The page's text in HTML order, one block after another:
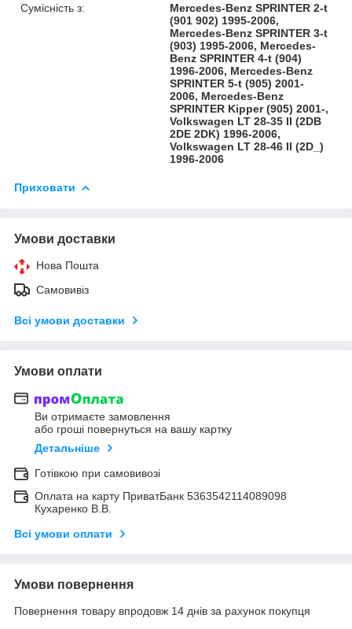
Сумісність з:
Mercedes-Benz SPRINTER 2-t
(901 902) 1995-2006,
Mercedes-Benz SPRINTER 3-t
(903) 1995-2006, Mercedes-
Benz SPRINTER 4-t (904)
1996-2006, Mercedes-Benz
SPRINTER 5-t (905) 2001-
2006, Mercedes-Benz
SPRINTER Kipper (905) 2001-,
Volkswagen LT 28-35 II (2DB
2DE 2DK) 1996-2006,
Volkswagen LT 28-46 II (2D_)
1996-2006
Приховати
Умови доставки
Нова Пошта
Самовивіз
Всі умови доставки
Умови оплати
Ви отримаєте замовлення
або гроші повернуться на вашу картку
Детальніше
Готівкою при самовивозі
Оплата на карту ПриватБанк 5363542114089098
Кухаренко В.В.
Всі умови оплати
Умови повернення
Повернення товару впродовж 14 днів за рахунок покупця